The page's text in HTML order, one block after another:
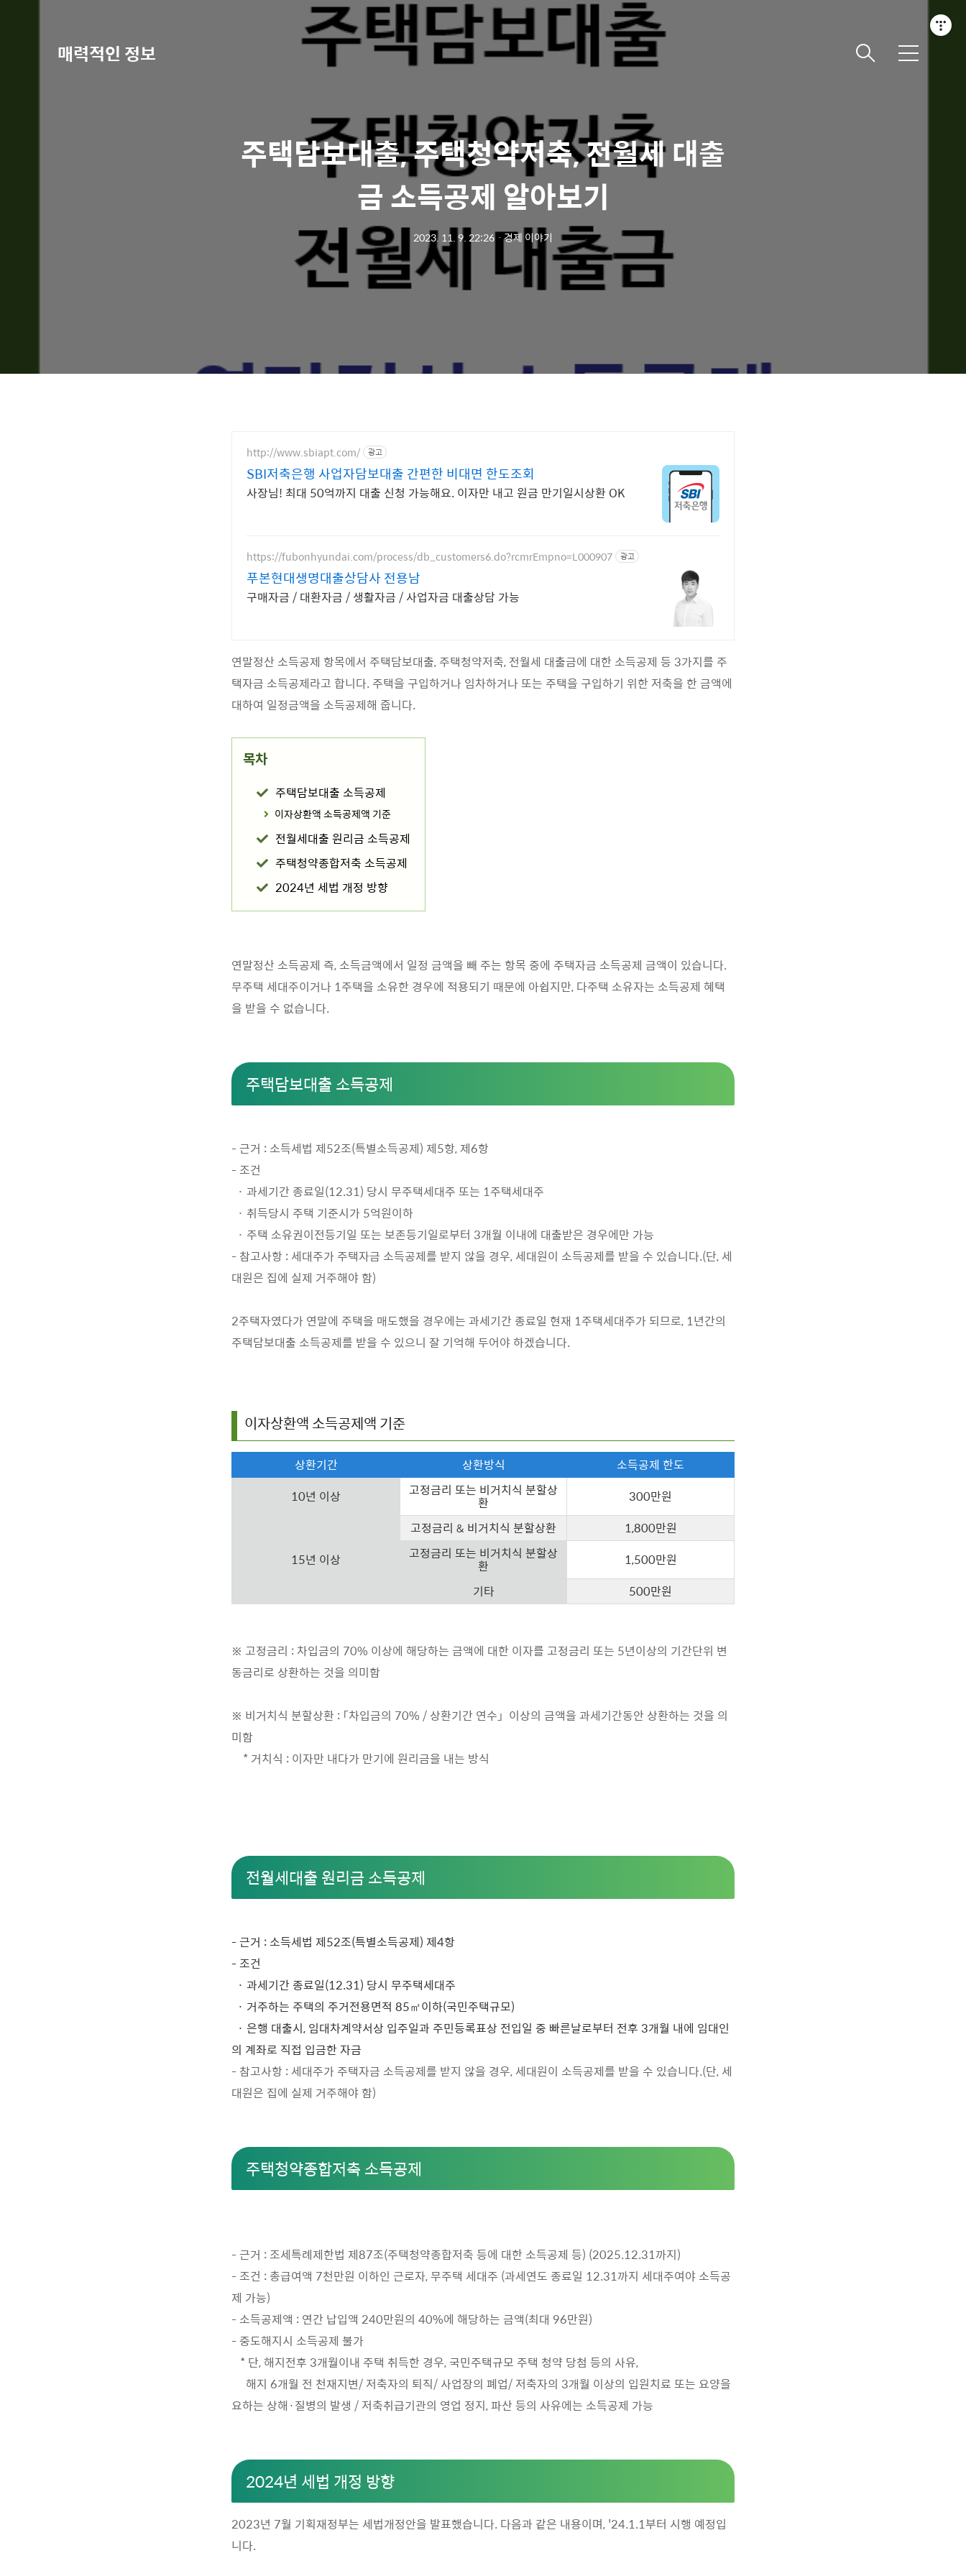
매력적인 정보 메
주택담보대출, 주택청약저축, 전월세 대출
금 소득공제 알아보기
2023. 11. 9. 22:26ㆍ경제 이야기
http://www.sbiapt.com/ 광고
SBI저축은행 사업자담보대출 간편한 비대면 한도조회
사장님! 최대 50억까지 대출 신청 가능해요. 이자만 내고 원금 만기일시상환 OK
https://fubonhyundai.com/process/db_customers6.do?rcmrEmpno=L000907 광고
푸본현대생명대출상담사 전용남
구매자금 / 대환자금 / 생활자금 / 사업자금 대출상담 가능
연말정산 소득공제 항목에서 주택담보대출, 주택청약저축, 전월세 대출금에 대한 소득공제 등 3가지를 주
택자금 소득공제라고 합니다. 주택을 구입하거나 임차하거나 또는 주택을 구입하기 위한 저축을 한 금액에
대하여 일정금액을 소득공제해 줍니다.
목차
주택담보대출 소득공제
이자상환액 소득공제액 기준
전월세대출 원리금 소득공제
주택청약종합저축 소득공제
2024년 세법 개정 방향
연말정산 소득공제 즉, 소득금액에서 일정 금액을 빼 주는 항목 중에 주택자금 소득공제 금액이 있습니다.
무주택 세대주이거나 1주택을 소유한 경우에 적용되기 때문에 아쉽지만, 다주택 소유자는 소득공제 혜택
을 받을 수 없습니다.
주택담보대출 소득공제
- 근거 : 소득세법 제52조(특별소득공제) 제5항, 제6항
- 조건
· 과세기간 종료일(12.31) 당시 무주택세대주 또는 1주택세대주
· 취득당시 주택 기준시가 5억원이하
· 주택 소유권이전등기일 또는 보존등기일로부터 3개월 이내에 대출받은 경우에만 가능
- 참고사항 : 세대주가 주택자금 소득공제를 받지 않을 경우, 세대원이 소득공제를 받을 수 있습니다.(단, 세
대원은 집에 실제 거주해야 함)
2주택자였다가 연말에 주택을 매도했을 경우에는 과세기간 종료일 현재 1주택세대주가 되므로, 1년간의
주택담보대출 소득공제를 받을 수 있으니 잘 기억해 두어야 하겠습니다.
이자상환액 소득공제액 기준
상환기간 상환방식
소득공제 한도
10년 이상
고정금리 또는 비거치식 분할상
환 300만원
15년 이상
고정금리 & 비거치식 분할상환
1,800만원
고정금리 또는 비거치식 분할상
환
1,500만원
기타
500만원
※ 고정금리 : 차입금의 70% 이상에 해당하는 금액에 대한 이자를 고정금리 또는 5년이상의 기간단위 변
동금리로 상환하는 것을 의미함
※ 비거치식 분할상환 : 「차입금의 70% / 상환기간 연수」 이상의 금액을 과세기간동안 상환하는 것을 의
미함
* 거치식 : 이자만 내다가 만기에 원리금을 내는 방식
전월세대출 원리금 소득공제
- 근거 : 소득세법 제52조(특별소득공제) 제4항
- 조건
· 과세기간 종료일(12.31) 당시 무주택세대주
· 거주하는 주택의 주거전용면적 85㎡이하(국민주택규모)
· 은행 대출시, 임대차계약서상 입주일과 주민등록표상 전입일 중 빠른날로부터 전후 3개월 내에 임대인
의 계좌로 직접 입금한 자금
- 참고사항 : 세대주가 주택자금 소득공제를 받지 않을 경우, 세대원이 소득공제를 받을 수 있습니다.(단, 세
대원은 집에 실제 거주해야 함)
주택청약종합저축 소득공제
- 근거 : 조세특례제한법 제87조(주택청약종합저축 등에 대한 소득공제 등) (2025.12.31까지)
- 조건 : 총급여액 7천만원 이하인 근로자, 무주택 세대주 (과세연도 종료일 12.31까지 세대주여야 소득공
제 가능)
- 소득공제액 : 연간 납입액 240만원의 40%에 해당하는 금액(최대 96만원)
- 중도해지시 소득공제 불가
* 단, 해지전후 3개월이내 주택 취득한 경우, 국민주택규모 주택 청약 당첨 등의 사유,
해지 6개월 전 천재지변/ 저축자의 퇴직/ 사업장의 폐업/ 저축자의 3개월 이상의 입원치료 또는 요양을
요하는 상해·질병의 발생 / 저축취급기관의 영업 정지, 파산 등의 사유에는 소득공제 가능
2024년 세법 개정 방향
2023년 7월 기획재정부는 세법개정안을 발표했습니다. 다음과 같은 내용이며, '24.1.1부터 시행 예정입
니다.